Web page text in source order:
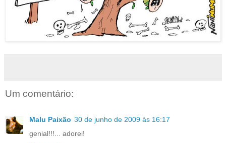
Um comentário:
Malu Paixão 30 de junho de 2009 às 16:17
genial!!!... adorei!